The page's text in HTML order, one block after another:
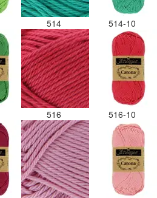
514 514-10
516 516-10